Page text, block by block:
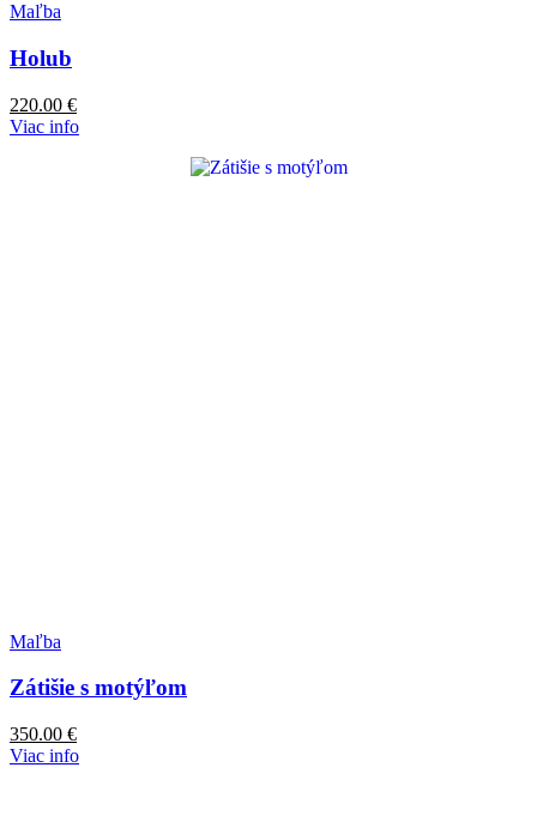
Maľba
Holub
220.00 €
Viac info
Maľba
Zátišie s motýľom
350.00 €
Viac info